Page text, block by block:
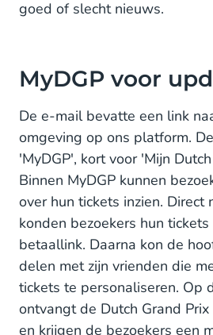
goed of slecht nieuws.
MyDGP voor
De e-mail bevatte een link
omgeving op ons platform.
'MyDGP', kort voor 'Mijn
Binnen MyDGP kunnen
over hun tickets inzien. Direct
konden bezoekers hun
betaallink. Daarna kon de
delen met zijn vrienden die
tickets te personaliseren. Op
ontvangt de Dutch Grand
en krijgen de bezoekers een